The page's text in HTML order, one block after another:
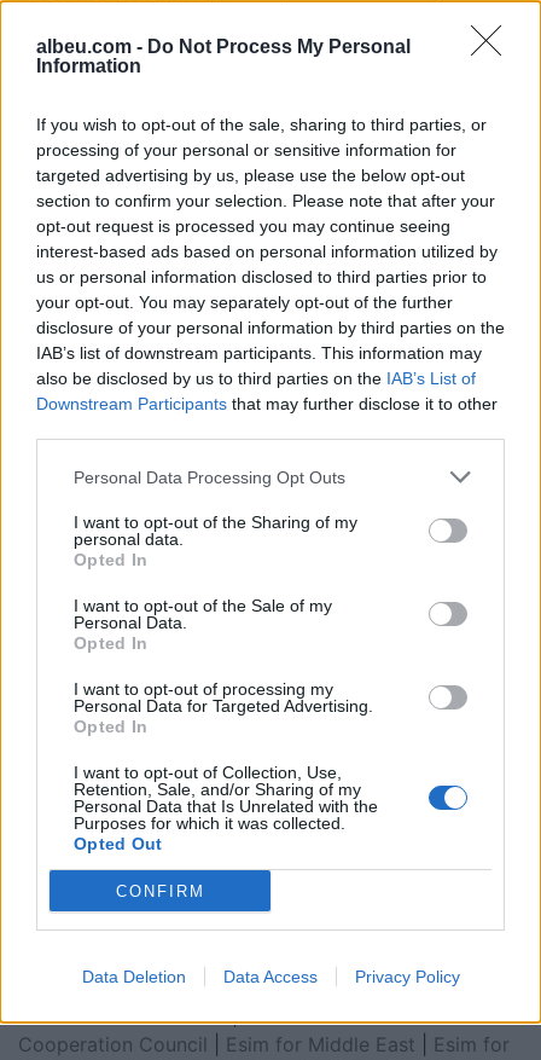
albeu.com - Do Not Process My Personal
Information
If you wish to opt-out of the sale, sharing to third parties, or
processing of your personal or sensitive information for
targeted advertising by us, please use the below opt-out
section to confirm your selection. Please note that after your
opt-out request is processed you may continue seeing
interest-based ads based on personal information utilized by
us or personal information disclosed to third parties prior to
your opt-out. You may separately opt-out of the further
disclosure of your personal information by third parties on the
IAB’s list of downstream participants. This information may
also be disclosed by us to third parties on the IAB’s List of
Downstream Participants that may further disclose it to other
Personal Data Processing Opt Outs
I want to opt-out of the Sharing of my
personal data.
Opted In
I want to opt-out of the Sale of my
Personal Data.
Opted In
I want to opt-out of processing my
Personal Data for Targeted Advertising.
Opted In
I want to opt-out of Collection, Use,
Retention, Sale, and/or Sharing of my
Personal Data that Is Unrelated with the
Purposes for which it was collected.
Opted Out
CONFIRM
Data Deletion Data Access Privacy Policy
këmbësorin; drejtuesi
shoqërohet në polici
VIDEO/ Ndërhyrja “horror” e
Enea Mihajt në MLS, mbrojtësi
ndëshkohet me të kuq dhe
gjobë
Esim for Global|Esim for Europe|Esim for Caribbean
Esim for USA|
for Turkey|Esim for Germany|Esim for Greece|Esim
Esim for World Cup 2026
Arabia|Esim for Egypt|Esim for United Arab
for China| Esim for United Kingdom |Esim for Africa
Esim for Latin America|Esim for GCC Gulf
Cooperation Council
Esim for Middle East
Esim for